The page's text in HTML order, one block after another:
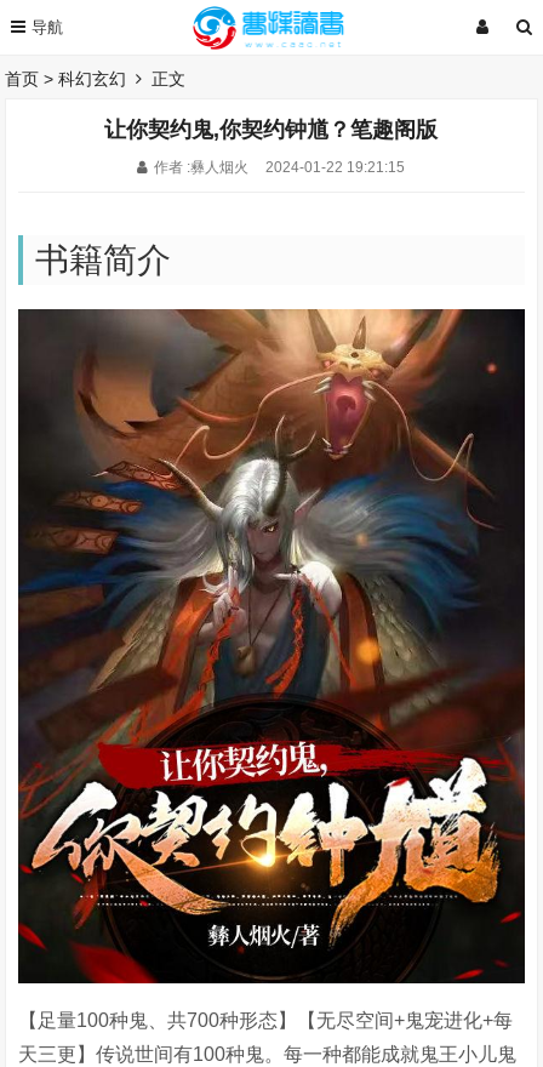
首页 >科幻玄幻 正文
让你契约鬼,你契约钟馗？笔趣阁版
作者 :彝人烟火 2024-01-22 19:21:15
书籍简介
【足量100种鬼、共700种形态】【无尽空间+鬼宠进化+每
天三更】传说世间有100种鬼。每一种都能成就鬼王小儿鬼